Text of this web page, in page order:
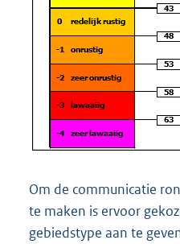
Om de communicatie
te maken is ervoor
gebiedstype aan te